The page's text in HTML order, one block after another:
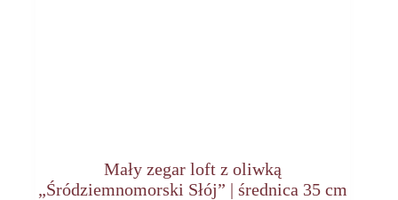
Mały zegar loft z oliwką
„Śródziemnomorski Słój” | średnica 35 cm